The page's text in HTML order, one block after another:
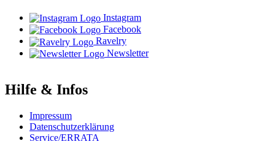
Instagram
Facebook
Ravelry
Newsletter
Hilfe & Infos
Impressum
Datenschutzerklärung
Service/ERRATA